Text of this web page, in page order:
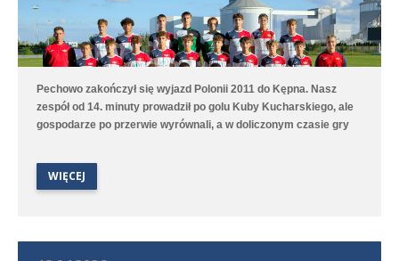
Pechowo zakończył się wyjazd Polonii 2011 do Kępna. Nasz
zespół od 14. minuty prowadził po golu Kuby Kucharskiego, ale
gospodarze po przerwie wyrównali, a w doliczonym czasie gry
Trans II Stare Oborzyska. Hat trickiem w tym meczu popisał się
Jan Marciniak.
WIĘCEJ